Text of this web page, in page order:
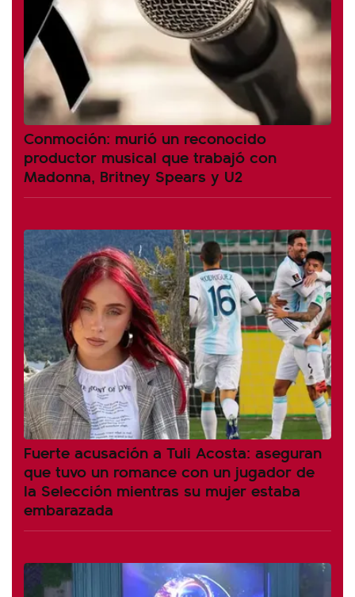
Conmoción: murió un reconocido
productor musical que trabajó con
Madonna, Britney Spears y U2
Fuerte acusación a Tuli Acosta: aseguran
que tuvo un romance con un jugador de
la Selección mientras su mujer estaba
embarazada